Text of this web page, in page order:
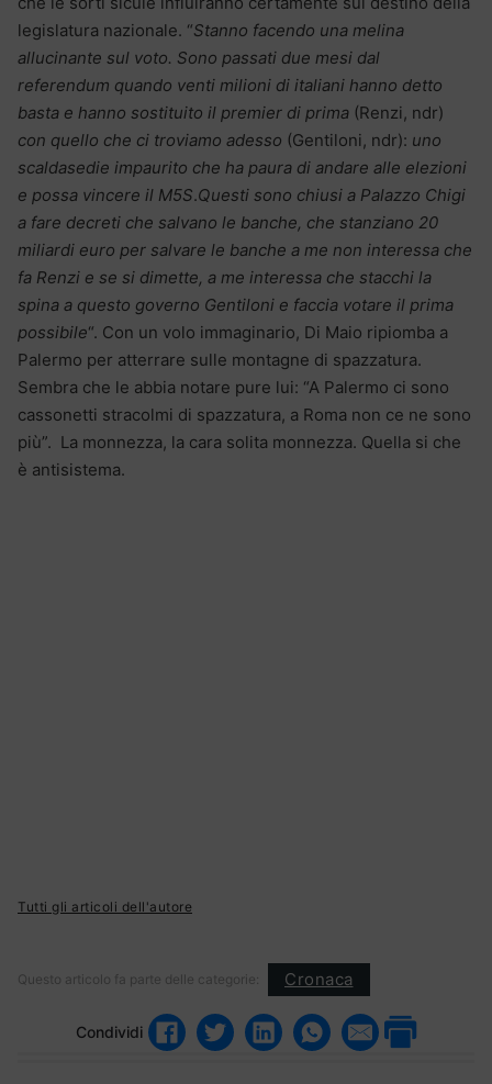
legislatura nazionale. “Stanno facendo una melina
allucinante sul voto. Sono passati due mesi dal
referendum quando venti milioni di italiani hanno detto
basta e hanno sostituito il premier di prima (Renzi, ndr)
con quello che ci troviamo adesso (Gentiloni, ndr): uno
scaldasedie impaurito che ha paura di andare alle elezioni
e possa vincere il M5S.Questi sono chiusi a Palazzo Chigi
a fare decreti che salvano le banche, che stanziano 20
miliardi euro per salvare le banche a me non interessa che
fa Renzi e se si dimette, a me interessa che stacchi la
spina a questo governo Gentiloni e faccia votare il prima
possibile“. Con un volo immaginario, Di Maio ripiomba a
Palermo per atterrare sulle montagne di spazzatura.
Sembra che le abbia notare pure lui: “A Palermo ci sono
cassonetti stracolmi di spazzatura, a Roma non ce ne sono
più”. La monnezza, la cara solita monnezza. Quella si che
è antisistema.
Tutti gli articoli dell'autore
Questo articolo fa parte delle categorie: Cronaca
Condividi